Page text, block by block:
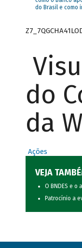
do Brasil e como
do
da
Ações
VEJA
O BNDES e o
Patrocínio a